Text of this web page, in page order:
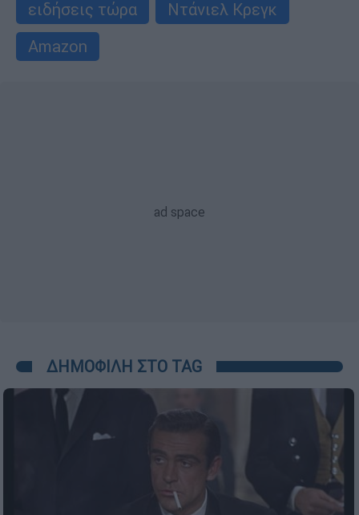
ειδήσεις τώρα
Ντάνιελ Κρεγκ
Amazon
ΔΗΜΟΦΙΛΗ ΣΤΟ TAG